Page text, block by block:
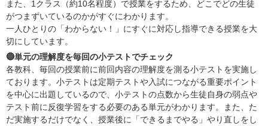
また、1クラス（約10名程度）で授業をするため、どこでどの生徒
がつまずいているのかがすぐにわかります。
一人ひとりの「わからない！」にすぐに対応し指導できる授業を大
切にしています。
🔵単元の理解度を毎回の小テストでチェック
各教科、毎回の授業前に前回内容の理解度を測る小テストを実施し
ております。小テストは定期テストや入試につながる重要ポイント
を中心に出題しているので、小テストの点数から生徒自身の弱点や
テスト前に反復学習をする必要のある単元がわかります。また、た
だ実施するだけでなく、授業後に「できるまでやる」やり直しをし